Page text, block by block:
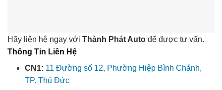
Hãy liên hệ ngay với Thành Phát Auto để được tư vấn.
Thông Tin Liên Hệ
CN1: 11 Đường số 12, Phường Hiệp Bình Chánh,
TP. Thủ Đức